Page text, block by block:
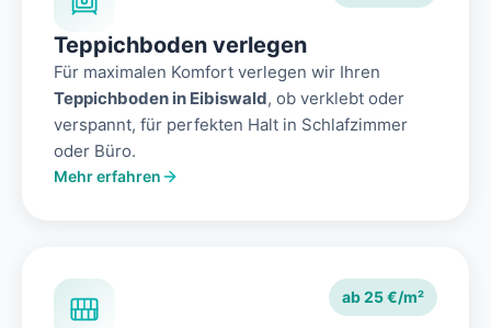
Teppichboden verlegen
Für maximalen Komfort verlegen wir Ihren
Teppichboden in Eibiswald, ob verklebt oder
verspannt, für perfekten Halt in Schlafzimmer
oder Büro.
Mehr erfahren
ab 25 €/m²